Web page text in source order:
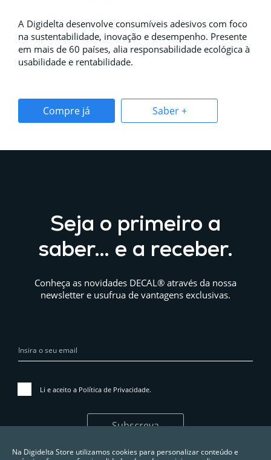
A Digidelta desenvolve consumíveis adesivos com foco
na sustentabilidade, inovação e desempenho. Presente
em mais de 60 países, alia responsabilidade ecológica à
usabilidade e rentabilidade.
Compre já Saber +
Seja o primeiro a
saber… e a receber.
Conheça as novidades DECAL® através da nossa
newsletter e usufrua de vantagens exclusivas.
Li e aceito a Política de Privacidade.
Subscreva
Na Digidelta Store utilizamos cookies para personalizar conteúdo e